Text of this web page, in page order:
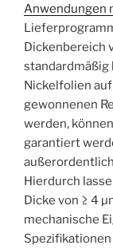
Anwendungen
Dickenbereich
standardmäßig
Nickelfolien
gewonnenen
werden,
garantiert
Hierdurch
Dicke von ≥ 4
mechanische